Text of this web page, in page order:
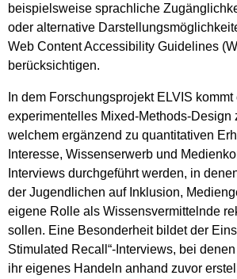
beispielsweise sprachliche
oder alternative
Web Content Accessibility Guidelines
berücksichtigen.
In dem Forschungsprojekt ELVIS
experimentelles Mixed-Methods-Design
welchem ergänzend zu quantitativen
Interesse, Wissenserwerb und
Interviews durchgeführt werden, in
der Jugendlichen auf Inklusion,
eigene Rolle als Wissensvermittelnde
sollen. Eine Besonderheit bildet der
Stimulated Recall“-Interviews, bei
ihr eigenes Handeln anhand zuvor